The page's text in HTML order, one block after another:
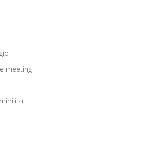
meeting
su